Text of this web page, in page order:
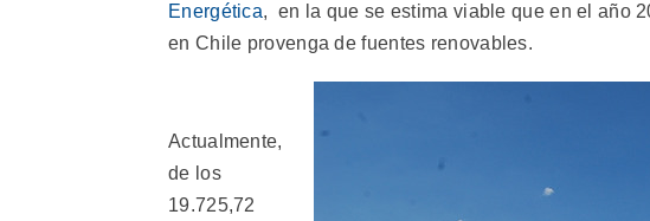
Energética, en la que se estima viable que en el año
en Chile provenga de fuentes renovables.
Actualmente,
de los
19.725,72